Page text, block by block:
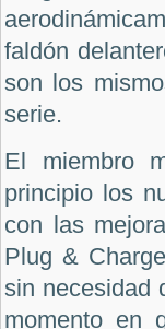
faldón
son los
serie.
El miembro
principio los
con las
Plug &
sin necesidad
momento en